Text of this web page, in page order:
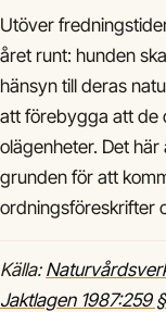
Utöver
året runt: hunden
hänsyn till deras
att förebygga att de
olägenheter. Det
grunden för att
ordningsföreskrifter
Källa:
Jaktlagen 1987:259